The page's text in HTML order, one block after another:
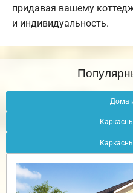
придавая вашему
и индивидуальность.
Дома